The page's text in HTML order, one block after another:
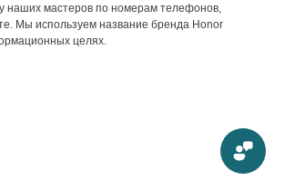
наших мастеров по номерам телефонов,
Мы используем название бренда Honor
целях.